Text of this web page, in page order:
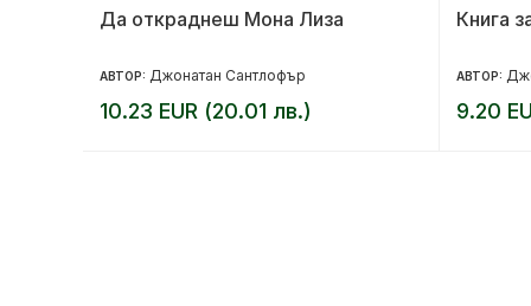
Да откраднеш Мона Лиза
АВТОР: Джонатан Сантлофър
10.23 EUR (20.01 лв.)
Книга
АВТОР:
9.20